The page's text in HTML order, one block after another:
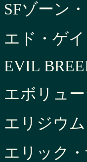
SFゾーン
エド・ゲ
EVIL
エボリュ
エリジウム
エリック